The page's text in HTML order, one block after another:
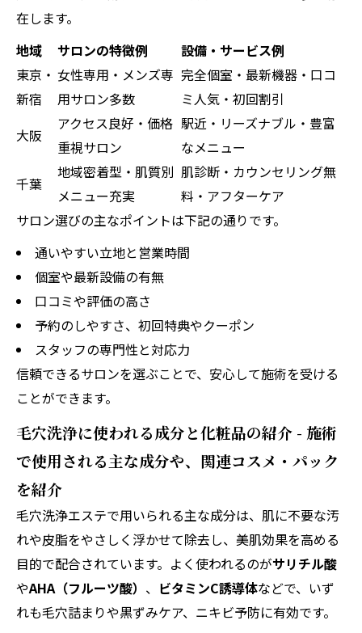
在します。
地域
サロンの特徴例
設備・サービス例
東京・
新宿
女性専用・メンズ専
用サロン多数
完全個室・最新機器・口コ
ミ人気・初回割引
大阪
アクセス良好・価格
重視サロン
駅近・リーズナブル・豊富
なメニュー
千葉
地域密着型・肌質別
メニュー充実
肌診断・カウンセリング無
料・アフターケア
サロン選びの主なポイントは下記の通りです。
通いやすい立地と営業時間
個室や最新設備の有無
口コミや評価の高さ
予約のしやすさ、初回特典やクーポン
スタッフの専門性と対応力
信頼できるサロンを選ぶことで、安心して施術を受ける
ことができます。
毛穴洗浄に使われる成分と化粧品の紹介 - 施術
で使用される主な成分や、関連コスメ・パック
を紹介
毛穴洗浄エステで用いられる主な成分は、肌に不要な汚
れや皮脂をやさしく浮かせて除去し、美肌効果を高める
目的で配合されています。よく使われるのがサリチル酸
やAHA（フルーツ酸） 、 ビタミンC誘導体などで、いず
れも毛穴詰まりや黒ずみケア、ニキビ予防に有効です。